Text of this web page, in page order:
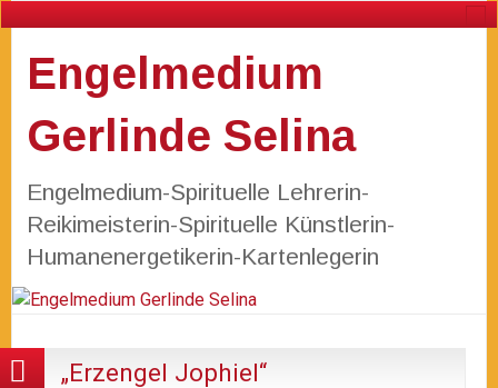
Engelmedium
Gerlinde Selina
Engelmedium-Spirituelle Lehrerin-
Reikimeisterin-Spirituelle Künstlerin-
Humanenergetikerin-Kartenlegerin
„Erzengel Jophiel“